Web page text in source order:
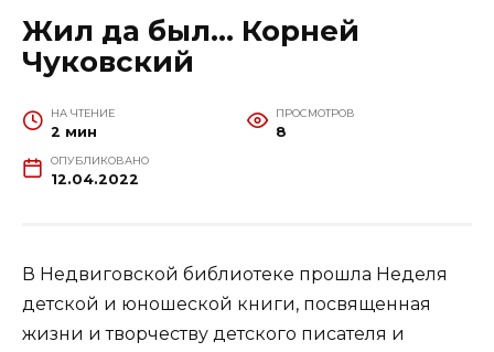
Жил да был… Корней
Чуковский
НА ЧТЕНИЕ
2 мин
ПРОСМОТРОВ
8
ОПУБЛИКОВАНО
12.04.2022
В Недвиговской библиотеке прошла Неделя
детской и юношеской книги, посвященная
жизни и творчеству детского писателя и